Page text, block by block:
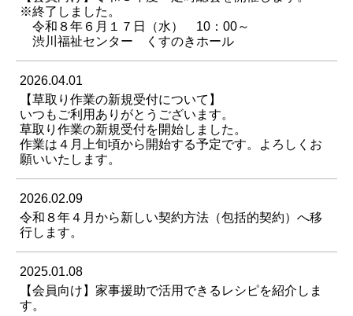
※終了しました。
令和８年６月１７日（水） 10：00～
渋川福祉センター くすのきホール
2026.04.01
【草取り作業の新規受付について】
いつもご利用ありがとうございます。
草取り作業の新規受付を開始しました。
作業は４月上旬頃から開始する予定です。よろしくお
願いいたします。
2026.02.09
令和８年４月から新しい契約方法（包括的契約）へ移
行します。
2025.01.08
【会員向け】家事援助で活用できるレシピを紹介しま
す。